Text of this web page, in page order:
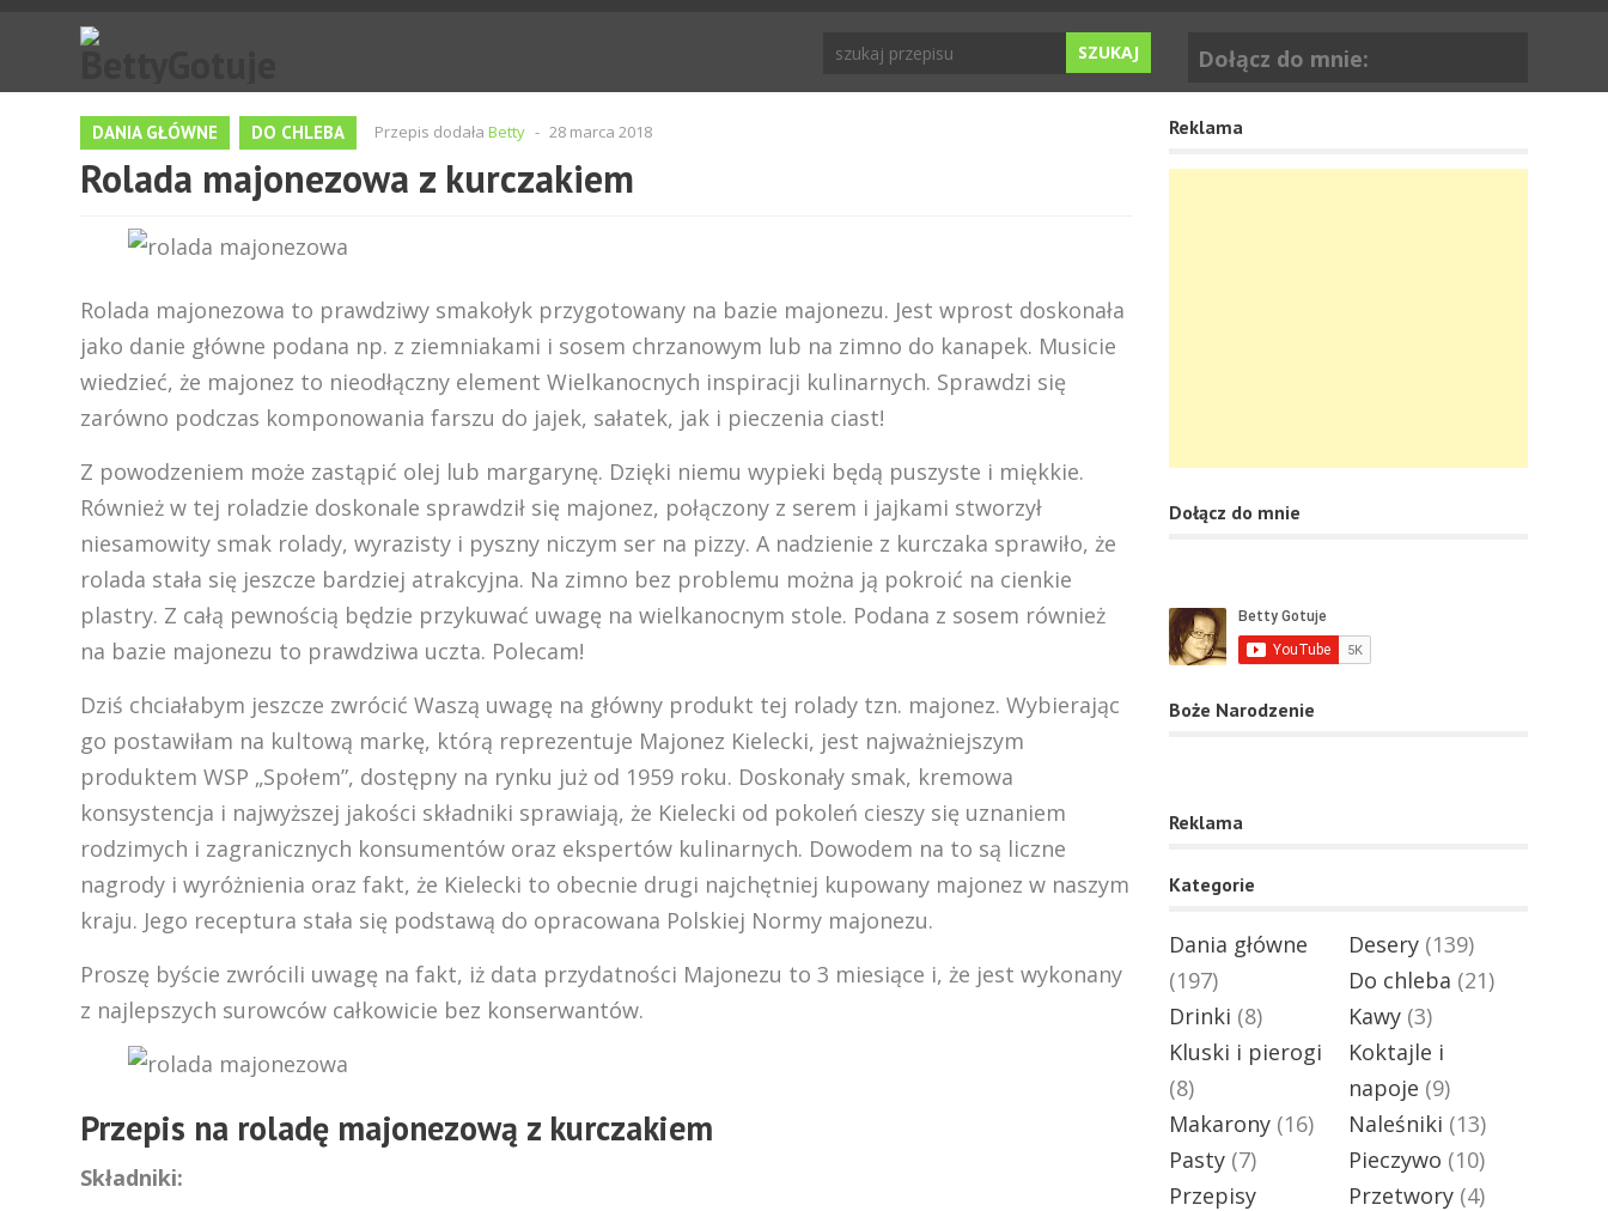
Dołącz do mnie:
DANIA GŁÓWNE DO CHLEBA Przepis dodała Betty - 28 marca 2018
Rolada majonezowa z kurczakiem
Rolada majonezowa to prawdziwy smakołyk przygotowany na bazie majonezu. Jest wprost doskonała
jako danie główne podana np. z ziemniakami i sosem chrzanowym lub na zimno do kanapek. Musicie
wiedzieć, że majonez to nieodłączny element Wielkanocnych inspiracji kulinarnych. Sprawdzi się
zarówno podczas komponowania farszu do jajek, sałatek, jak i pieczenia ciast!
Z powodzeniem może zastąpić olej lub margarynę. Dzięki niemu wypieki będą puszyste i miękkie.
Również w tej roladzie doskonale sprawdził się majonez, połączony z serem i jajkami stworzył
niesamowity smak rolady, wyrazisty i pyszny niczym ser na pizzy. A nadzienie z kurczaka sprawiło, że
rolada stała się jeszcze bardziej atrakcyjna. Na zimno bez problemu można ją pokroić na cienkie
plastry. Z całą pewnością będzie przykuwać uwagę na wielkanocnym stole. Podana z sosem również
na bazie majonezu to prawdziwa uczta. Polecam!
Dziś chciałabym jeszcze zwrócić Waszą uwagę na główny produkt tej rolady tzn. majonez. Wybierając
go postawiłam na kultową markę, którą reprezentuje Majonez Kielecki, jest najważniejszym
produktem WSP „Społem”, dostępny na rynku już od 1959 roku. Doskonały smak, kremowa
konsystencja i najwyższej jakości składniki sprawiają, że Kielecki od pokoleń cieszy się uznaniem
rodzimych i zagranicznych konsumentów oraz ekspertów kulinarnych. Dowodem na to są liczne
nagrody i wyróżnienia oraz fakt, że Kielecki to obecnie drugi najchętniej kupowany majonez w naszym
kraju. Jego receptura stała się podstawą do opracowana Polskiej Normy majonezu.
Proszę byście zwrócili uwagę na fakt, iż data przydatności Majonezu to 3 miesiące i, że jest wykonany
z najlepszych surowców całkowicie bez konserwantów.
Przepis na roladę majonezową z kurczakiem
Składniki:
Reklama
Dołącz do mnie
Boże Narodzenie
Reklama
Kategorie
Dania główne
(197)
Desery (139)
Do chleba (21)
Drinki (8) Kawy (3)
Kluski i pierogi
(8)
Koktajle i
napoje (9)
Makarony (16) Naleśniki (13)
Pasty (7) Pieczywo (10)
Przepisy
Przetwory (4)